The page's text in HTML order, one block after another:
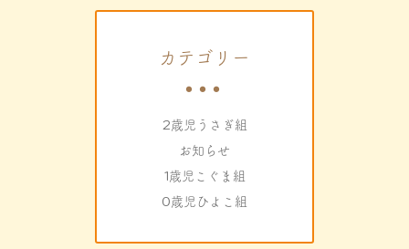
カテゴリー
2歳児うさぎ組
お知らせ
1歳児こぐま組
0歳児ひよこ組